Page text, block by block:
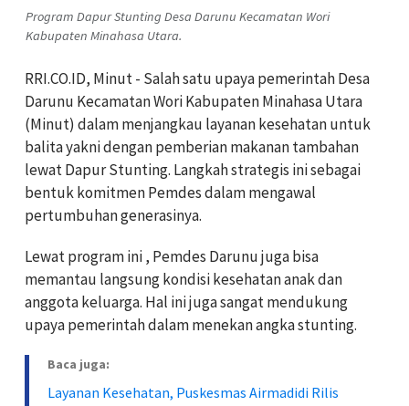
Program Dapur Stunting Desa Darunu Kecamatan Wori
Kabupaten Minahasa Utara.
RRI.CO.ID, Minut - Salah satu upaya pemerintah Desa
Darunu Kecamatan Wori Kabupaten Minahasa Utara
(Minut) dalam menjangkau layanan kesehatan untuk
balita yakni dengan pemberian makanan tambahan
lewat Dapur Stunting. Langkah strategis ini sebagai
bentuk komitmen Pemdes dalam mengawal
pertumbuhan generasinya.
Lewat program ini , Pemdes Darunu juga bisa
memantau langsung kondisi kesehatan anak dan
anggota keluarga. Hal ini juga sangat mendukung
upaya pemerintah dalam menekan angka stunting.
Baca juga:
Layanan Kesehatan, Puskesmas Airmadidi Rilis